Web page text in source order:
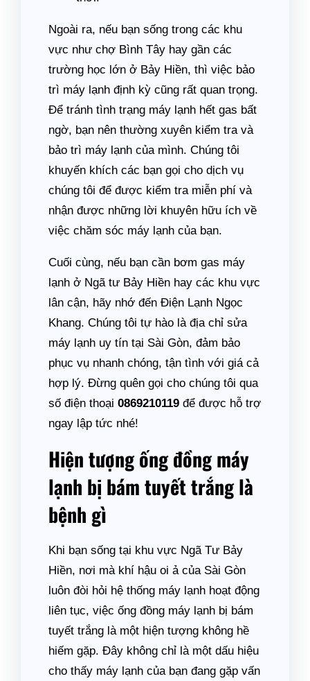
Ngoài ra, nếu bạn sống trong các khu
vực như chợ Bình Tây hay gần các
trường học lớn ở Bảy Hiền, thì việc bảo
trì máy lạnh định kỳ cũng rất quan trọng.
Để tránh tình trạng máy lạnh hết gas bất
ngờ, bạn nên thường xuyên kiểm tra và
bảo trì máy lạnh của mình. Chúng tôi
khuyến khích các bạn gọi cho dịch vụ
chúng tôi để được kiểm tra miễn phí và
nhận được những lời khuyên hữu ích về
việc chăm sóc máy lạnh của bạn.
Cuối cùng, nếu bạn cần bơm gas máy
lạnh ở Ngã tư Bảy Hiền hay các khu vực
lân cận, hãy nhớ đến Điện Lạnh Ngọc
Khang. Chúng tôi tự hào là địa chỉ sửa
máy lạnh uy tín tại Sài Gòn, đảm bảo
phục vụ nhanh chóng, tận tình với giá cả
hợp lý. Đừng quên gọi cho chúng tôi qua
số điện thoại 0869210119 để được hỗ trợ
ngay lập tức nhé!
Hiện tượng ống đồng máy
lạnh bị bám tuyết trắng là
bệnh gì
Khi bạn sống tại khu vực Ngã Tư Bảy
Hiền, nơi mà khí hậu oi ả của Sài Gòn
luôn đòi hỏi hệ thống máy lạnh hoạt động
liên tục, việc ống đồng máy lạnh bị bám
tuyết trắng là một hiện tượng không hề
hiếm gặp. Đây không chỉ là một dấu hiệu
cho thấy máy lạnh của bạn đang gặp vấn